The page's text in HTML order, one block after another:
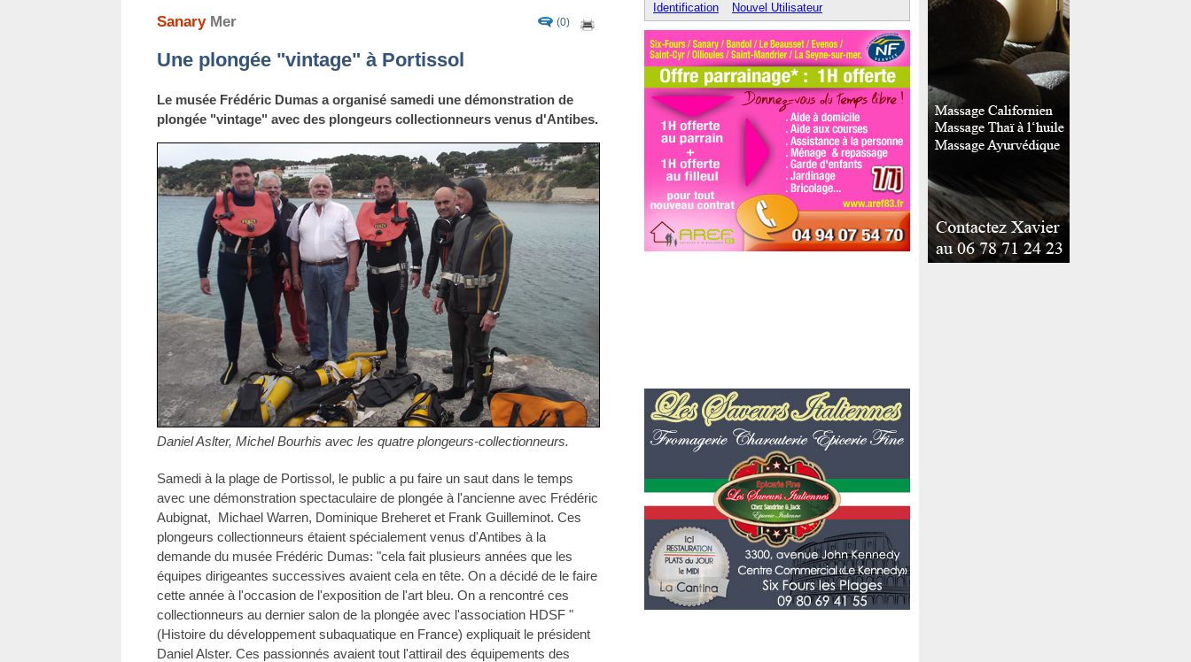
(0)
Sanary Mer
Une plongée "vintage" à Portissol
Le musée Frédéric Dumas a organisé samedi une démonstration de
plongée "vintage" avec des plongeurs collectionneurs venus d'Antibes.
Daniel Aslter, Michel Bourhis avec les quatre plongeurs-collectionneurs.
Samedi à la plage de Portissol, le public a pu faire un saut dans le temps
avec une démonstration spectaculaire de plongée à l'ancienne avec Frédéric
Aubignat, Michael Warren, Dominique Breheret et Frank Guilleminot. Ces
plongeurs collectionneurs étaient spécialement venus d'Antibes à la
demande du musée Frédéric Dumas: "cela fait plusieurs années que les
équipes dirigeantes successives avaient cela en tête. On a décidé de le faire
cette année à l'occasion de l'exposition de l'art bleu. On a rencontré ces
collectionneurs au dernier salon de la plongée avec l'association HDSF "
(Histoire du développement subaquatique en France) expliquait le président
Daniel Alster. Ces passionnés avaient tout l'attirail des équipements des
Identification
Nouvel Utilisateur